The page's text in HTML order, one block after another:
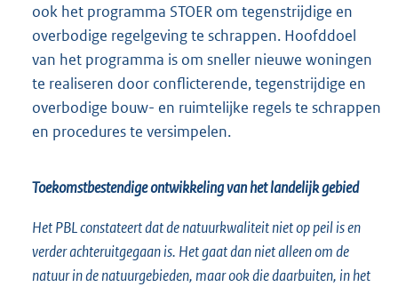
ook het programma STOER om tegenstrijdige en
overbodige regelgeving te schrappen. Hoofddoel
van het programma is om sneller nieuwe woningen
te realiseren door conflicterende, tegenstrijdige en
overbodige bouw- en ruimtelijke regels te schrappen
en procedures te versimpelen.
Toekomstbestendige ontwikkeling van het landelijk gebied
Het PBL constateert dat de natuurkwaliteit niet op peil is en
verder achteruitgegaan is. Het gaat dan niet alleen om de
natuur in de natuurgebieden, maar ook die daarbuiten, in het